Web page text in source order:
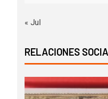
« Jul
RELACIONES